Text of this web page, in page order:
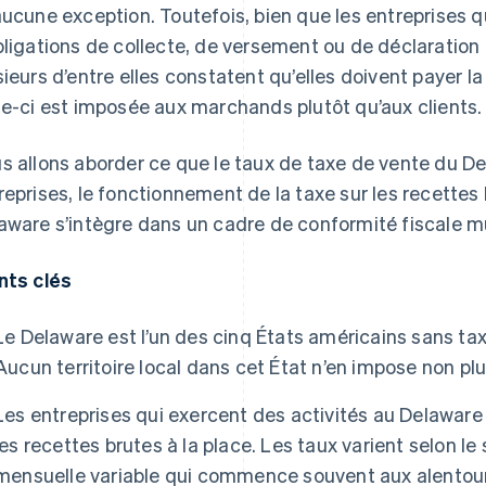
exception. Toutefois, bien que les entreprises
de collecte, de versement ou de
d’entre elles constatent qu’elles doivent payer
ci est imposée aux marchands plutôt qu’aux clients.
allons aborder ce que le taux de taxe de vente du
le fonctionnement de la taxe sur les
s’intègre dans un cadre de conformité fiscale
clés
Delaware est l’un des cinq États américains sans
territoire local dans cet État n’en impose non
entreprises qui exercent des activités au
recettes brutes à la place. Les taux varient selon
variable qui commence souvent aux